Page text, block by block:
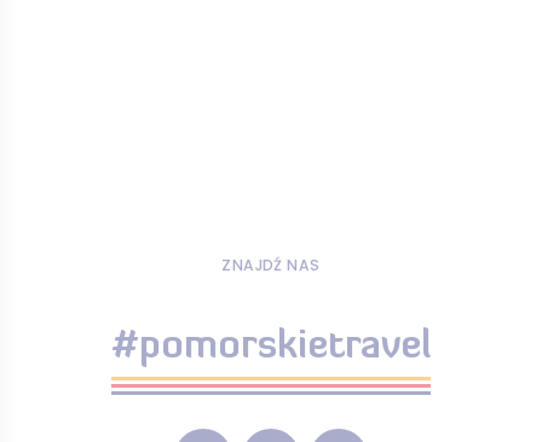
ZNAJDŹ NAS
#pomorskietravel